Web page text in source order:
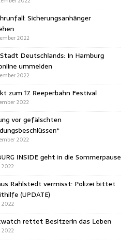
Sicherungsanhänger
2022
Deutschlands: In Hamburg
ummelden
2022
zum 17. Reeperbahn Festival
2022
vor gefälschten
2022
INSIDE geht in die Sommerpause
Rahlstedt vermisst: Polizei bittet
(UPDATE)
rettet Besitzerin das Leben